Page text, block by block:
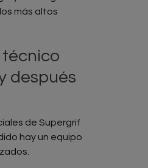
más altos
después
de Supergrif
hay un equipo